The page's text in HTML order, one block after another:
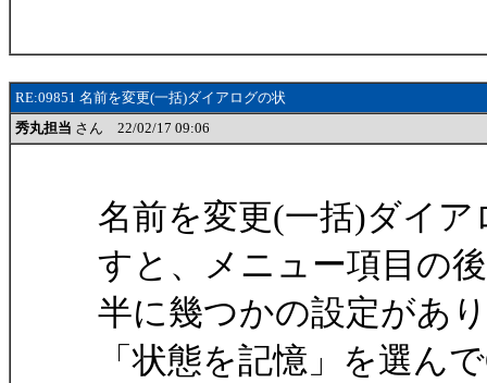
RE:09851 名前を変更(一括)ダイアログの状
秀丸担当 さん 22/02/17 09:06
名前を変更(一括)ダイ
すと、メニュー項目の後
半に幾つかの設定があ
「状態を記憶」を選ん